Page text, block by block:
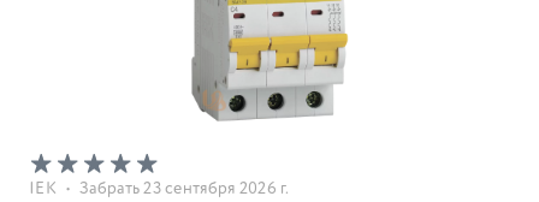
IEK • Забрать 23 сентября 2026 г.